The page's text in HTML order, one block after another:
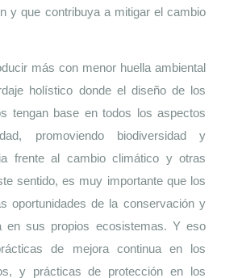
y que contribuya a mitigar el cambio
más con menor huella ambiental
holístico donde el diseño de los
tengan base en todos los aspectos
promoviendo biodiversidad y
frente al cambio climático y otras
sentido, es muy importante que los
oportunidades de la conservación y
en sus propios ecosistemas. Y eso
de mejora continua en los
y prácticas de protección en los